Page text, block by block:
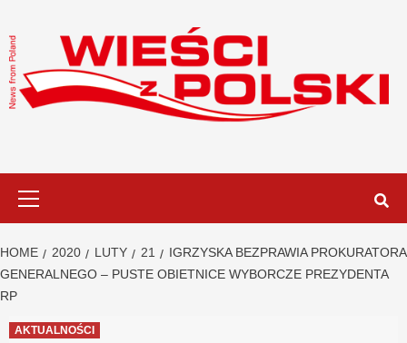
to
content
HOME 2020 LUTY 21
IGRZYSKA BEZPRAWIA PROKURATORA
GENERALNEGO – PUSTE OBIETNICE WYBORCZE PREZYDENTA
RP
AKTUALNOŚCI